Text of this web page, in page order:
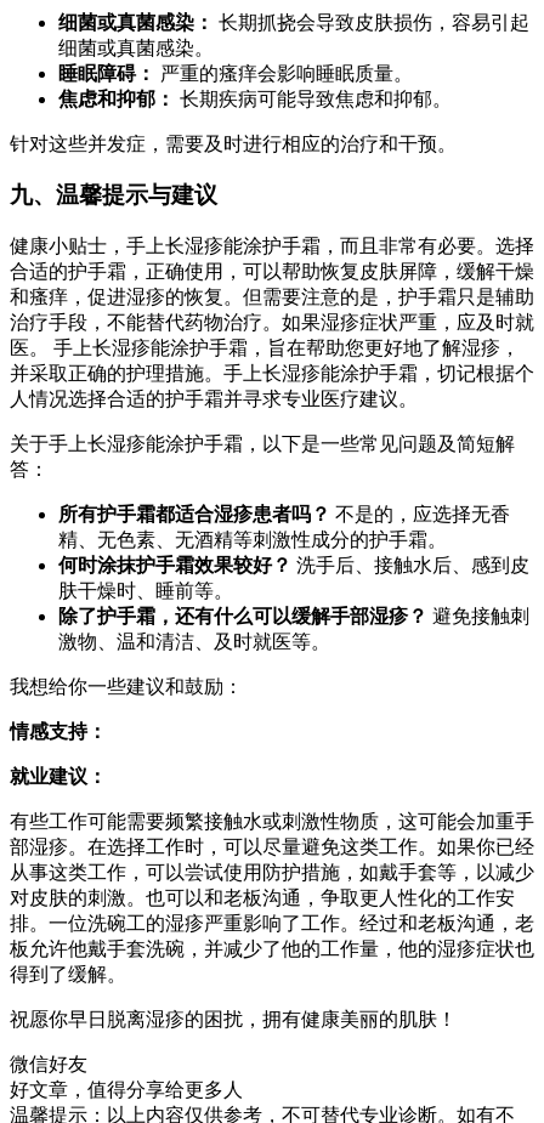
细菌或真菌感染： 长期抓挠会导致皮肤损伤，容易引起
细菌或真菌感染。
睡眠障碍：
严重的瘙痒会影响睡眠质量。
焦虑和抑郁： 长期疾病可能导致焦虑和抑郁。
针对这些并发症，需要及时进行相应的治疗和干预。
九、温馨提示与建议
健康小贴士，手上长湿疹能涂护手霜，而且非常有必要。选择
合适的护手霜，正确使用，可以帮助恢复皮肤屏障，缓解干燥
和瘙痒，促进湿疹的恢复。但需要注意的是，护手霜只是辅助
治疗手段，不能替代药物治疗。如果湿疹症状严重，应及时就
医。 手上长湿疹能涂护手霜，旨在帮助您更好地了解湿疹，
并采取正确的护理措施。手上长湿疹能涂护手霜，切记根据个
人情况选择合适的护手霜并寻求专业医疗建议。
关于手上长湿疹能涂护手霜，以下是一些常见问题及简短解
答：
所有护手霜都适合湿疹患者吗？ 不是的，应选择无香
精、无色素、无酒精等刺激性成分的护手霜。
何时涂抹护手霜效果较好？ 洗手后、接触水后、感到皮
肤干燥时、睡前等。
除了护手霜，还有什么可以缓解手部湿疹？ 避免接触刺
激物、温和清洁、及时就医等。
我想给你一些建议和鼓励：
情感支持：
就业建议：
有些工作可能需要频繁接触水或刺激性物质，这可能会加重手
部湿疹。在选择工作时，可以尽量避免这类工作。如果你已经
从事这类工作，可以尝试使用防护措施，如戴手套等，以减少
对皮肤的刺激。也可以和老板沟通，争取更人性化的工作安
排。一位洗碗工的湿疹严重影响了工作。经过和老板沟通，老
板允许他戴手套洗碗，并减少了他的工作量，他的湿疹症状也
得到了缓解。
祝愿你早日脱离湿疹的困扰，拥有健康美丽的肌肤！
微信好友
好文章，值得分享给更多人
温馨提示：以上内容仅供参考，不可替代专业诊断。如有不